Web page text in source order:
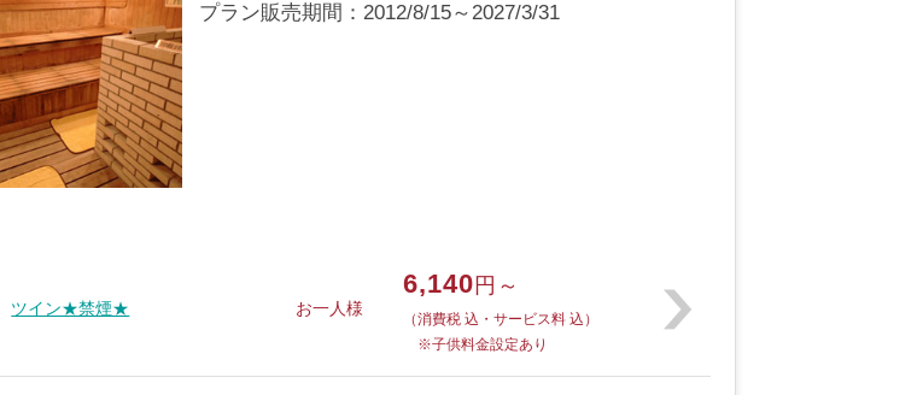
プラン販売期間：2012/8/15～2027/3/31
ツイン★禁煙★ お一人様
6,140 円～
（消費税 込・サービス料 込）
※子供料金設定あり